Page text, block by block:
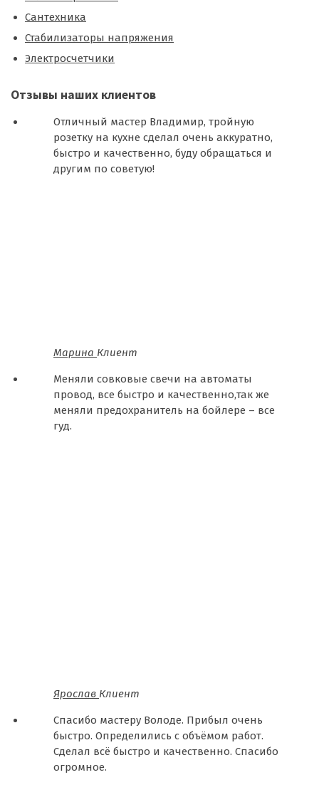
Сантехника
Стабилизаторы напряжения
Электросчетчики
Отзывы наших клиентов
Отличный мастер Владимир, тройную
розетку на кухне сделал очень аккуратно,
быстро и качественно, буду обращаться и
другим по советую!
Марина Клиент
Меняли совковые свечи на автоматы
провод, все быстро и качественно,так же
меняли предохранитель на бойлере – все
гуд.
Ярослав Клиент
Спасибо мастеру Володе. Прибыл очень
быстро. Определились с объёмом работ.
Сделал всё быстро и качественно. Спасибо
огромное.